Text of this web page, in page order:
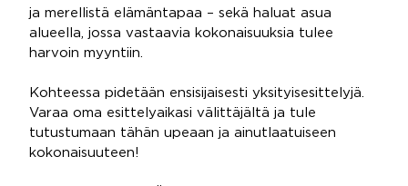
ja merellistä elämäntapaa – sekä haluat asua
alueella, jossa vastaavia kokonaisuuksia tulee
harvoin myyntiin.
Kohteessa pidetään ensisijaisesti yksityisesittelyjä.
Varaa oma esittelyaikasi välittäjältä ja tule
tutustumaan tähän upeaan ja ainutlaatuiseen
kokonaisuuteen!